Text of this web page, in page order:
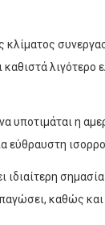
καθιστά
υποτιμάται η
εύθραυστη
ιδιαίτερη
καθώς και